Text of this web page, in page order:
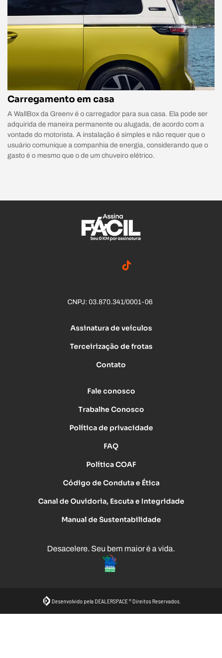
Carregamento em casa
A WallBox da Greenv é o carregador para sua casa. Ela pode ser
adquirida de maneira permanente ou alugada, de acordo com a
vontade do motorista. A instalação é simples e não requer que o
usuário comunique a companhia de energia, considerando que o
gasto é o mesmo que o de um chuveiro elétrico.
CNPJ: 03.870.341/0001-06
Assinatura de veículos
Terceirização de frotas
Contato
Fale conosco
Trabalhe Conosco
Política de privacidade
FAQ
Política COAF
Código de Conduta e Ética
Canal de Ouvidoria, Escuta e Integridade
Manual de Sustentabilidade
Desacelere. Seu bem maior é a vida.
Desenvolvido pela DEALERSPACE ® Direitos Reservados.